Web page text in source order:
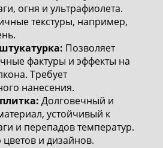
огня и ультрафиолета.
текстуры, например,
Позволяет
фактуры и эффекты на
Требует
нанесения.
Долговечный и
устойчивый к
и перепадов температур.
и дизайнов.